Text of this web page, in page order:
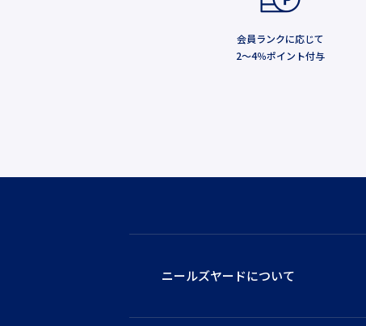
会員ランクに応じて
2～4％ポイント付与
ニールズヤードについて